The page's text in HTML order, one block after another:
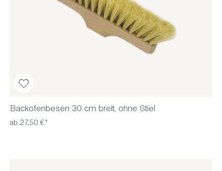
Backofenbesen 30 cm breit, ohne Stiel
ab 27,50 €*